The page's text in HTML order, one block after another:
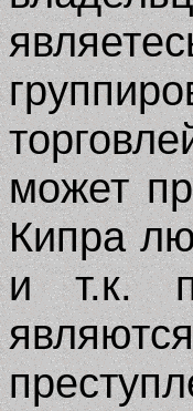
может
Кипра
и т.к.